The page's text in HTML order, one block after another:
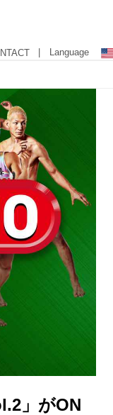
| Language
」がON